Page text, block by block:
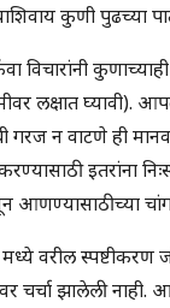
कुणी पुढच्या
विचारांनी
लक्षात घ्यावी).
गरज न वाटणे ही
इतरांना
आणण्यासाठीच्या
वरील स्पष्टीकरण
चर्चा झालेली